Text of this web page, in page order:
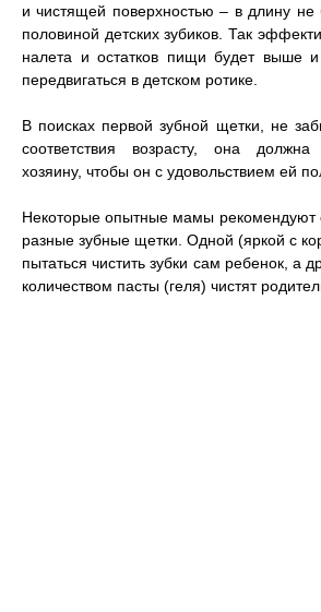
и чистящей поверхностью – в длину не
половиной детских зубиков. Так
налета и остатков пищи будет выше
передвигаться в детском ротике.
В поисках первой зубной щетки, не
соответствия возрасту, она
хозяину, чтобы он с удовольствием ей
Некоторые опытные мамы рекомендуют
разные зубные щетки. Одной (яркой с
пытаться чистить зубки сам ребенок, а
количеством пасты (геля) чистят